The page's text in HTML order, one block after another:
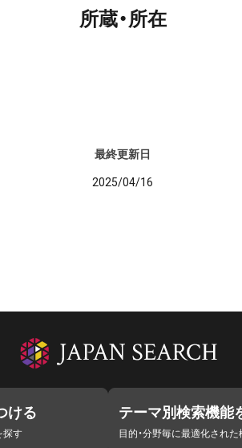
所蔵・所在
最終更新日
2025/04/16
ける
探す
テーマ別検索機能
目的・分野毎に最適化された